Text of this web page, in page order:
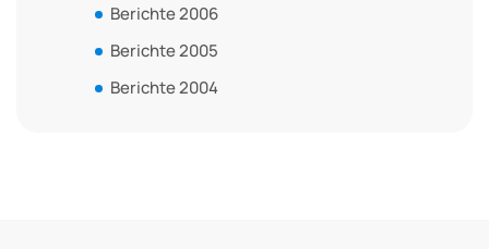
Berichte 2006
Berichte 2005
Berichte 2004